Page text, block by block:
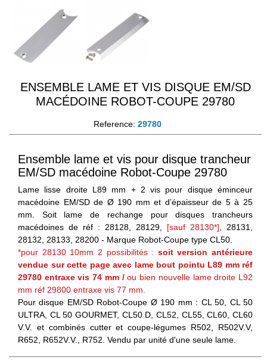
ENSEMBLE LAME ET VIS DISQUE EM/SD
MACÉDOINE ROBOT-COUPE 29780
Reference: 29780
Ensemble lame et vis pour disque trancheur
EM/SD macédoine Robot-Coupe 29780
Lame lisse droite L89 mm + 2 vis pour disque éminceur
macédoine EM/SD de Ø 190 mm et d’épaisseur de 5 à 25
mm. Soit lame de rechange pour disques trancheurs
macédoines de réf : 28128, 28129, [sauf 28130*] , 28131,
28132, 28133, 28200 - Marque Robot-Coupe type CL50.
*pour 28130 10mm 2 possibilités : soit version antérieure
vendue sur cette page avec lame bout pointu L89 mm réf
29780 entraxe vis 74 mm/ou bien nouvelle lame droite L92
mm réf 29800 entraxe vis 77 mm.
Pour disque EM/SD Robot-Coupe Ø 190 mm : CL 50, CL 50
ULTRA, CL 50 GOURMET, CL50 D, CL52, CL55, CL60, CL60
V.V. et combinés cutter et coupe-légumes R502, R502V.V,
R652, R652V.V., R752. Vendu par unité d'une seule lame.